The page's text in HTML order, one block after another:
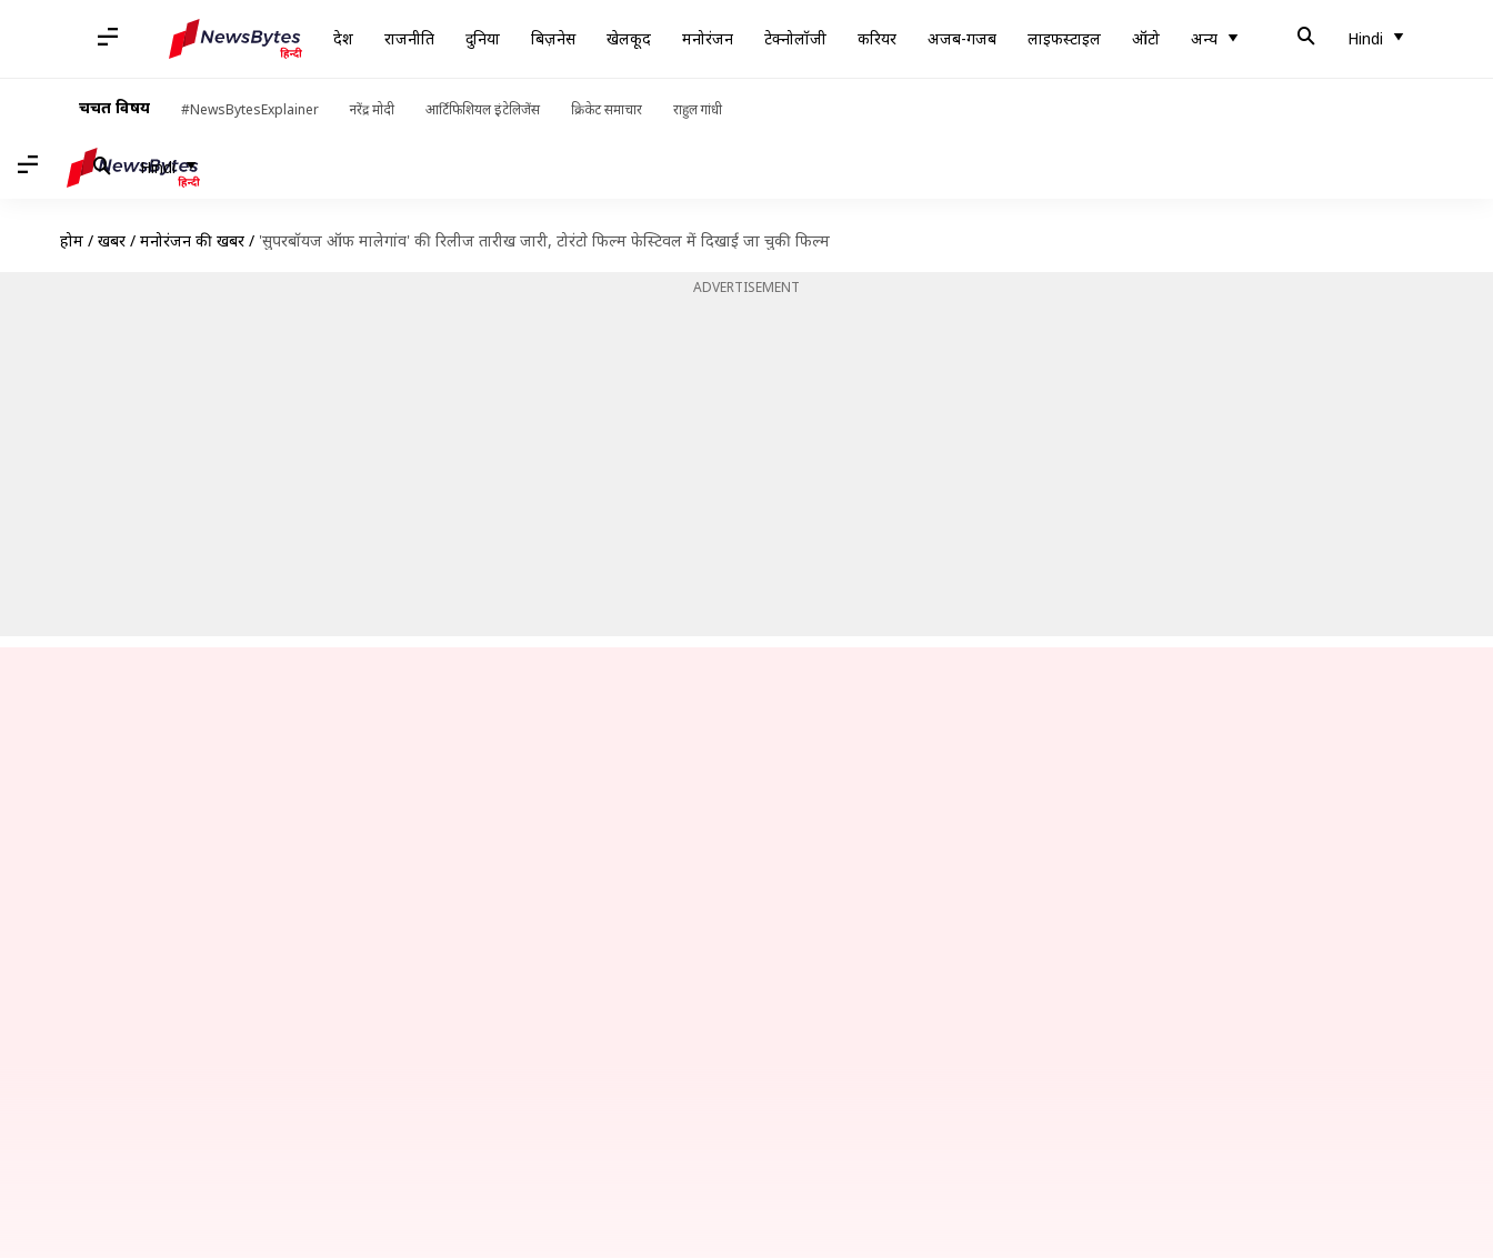
देश राजनीति दुनिया बिज़नेस खेलकूद मनोरंजन टेक्नोलॉजी करियर अजब-गजब लाइफस्टाइल ऑटो अन्य Hindi
चर्चित विषय #NewsBytesExplainer नरेंद्र मोदी आर्टिफिशियल इंटेलिजेंस क्रिकेट समाचार राहुल गांधी
Hindi
होम / खबरें / मनोरंजन की खबरें / 'सुपरबॉयज ऑफ मालेगांव' की रिलीज तारीख जारी, टोरंटाे फिल्म फेस्टिवल में दिखाई जा चुकी फिल्म
ADVERTISEMENT